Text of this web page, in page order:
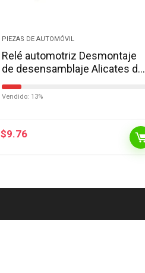
PIEZAS DE AUTOMÓVIL
Relé automotriz Desmontaje
de desensamblaje Alicates de
eliminación de alicates de
fusibles para fusibles
Vendido: 13%
$9.76